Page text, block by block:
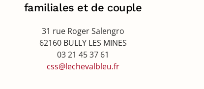
familiales et de couple
31 rue Roger Salengro
62160 BULLY LES MINES
03 21 45 37 61
css@lechevalbleu.fr